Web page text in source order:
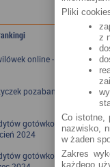
online - styczeń
pozabankowych -
gotówkowych
2024
gotówkowych
Pliki
z
Co istotne,
nazwisko,
w żaden
Zakres
każdego